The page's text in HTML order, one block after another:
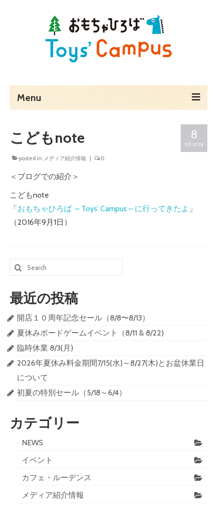
Menu
Toys’ Campusとは
予約・料金・アクセス
営業時間
貸し切りでのご利用
一時預かり（未就学児に関して）
NEWS
ボードゲームの紹介
中古絵本・玩具の販売
ボードゲームの販売
カナリアるーむ（こころの相談室）
8
5月 2018
こどもnote
posted in: メディア紹介情報 0
＜ブログでの紹介＞
こどもnote
「おもちゃひろば ～Toys’ Campus～に行ってきたよ 」
（2016年9月1日）
Search
for:
最近の投稿
開店１０周年記念セール（8/8〜8/13）
夏休みボードゲームイベント（8/11 & 8/22)
臨時休業 8/3(月)
2026年夏休み料金期間7/15(水)～8/27(木)とお盆休業日
について
初夏の特別セール（5/18～6/4）
カテゴリー
NEWS
イベント
カフェ・ルーデンス
メディア紹介情報